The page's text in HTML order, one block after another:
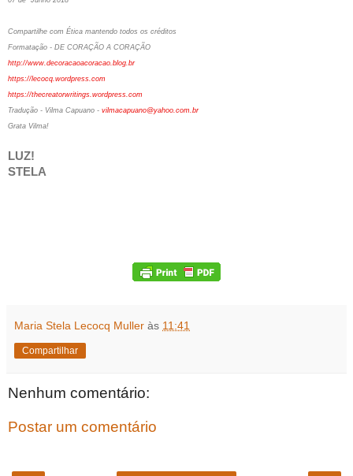
Compartilhe com Ética mantendo todos os créditos
Formatação - DE CORAÇÃO A CORAÇÃO
http://www.decoracaoacoracao.blog.br
https://lecocq.wordpress.com
https://thecreatorwritings.wordpress.com
Tradução - Vilma Capuano - vilmacapuano@yahoo.com.br
Grata Vilma!
LUZ!
STELA
Maria Stela Lecocq Muller às 11:41
Compartilhar
Nenhum comentário:
Postar um comentário